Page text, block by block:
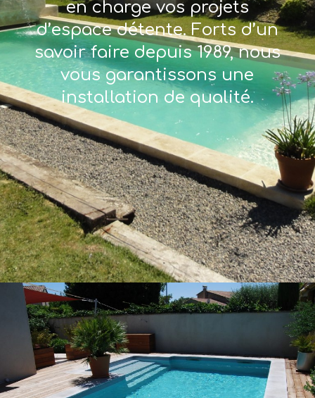
en charge vos projets
d’espace détente. Forts d’un
savoir faire depuis 1989, nous
vous garantissons une
installation de qualité.